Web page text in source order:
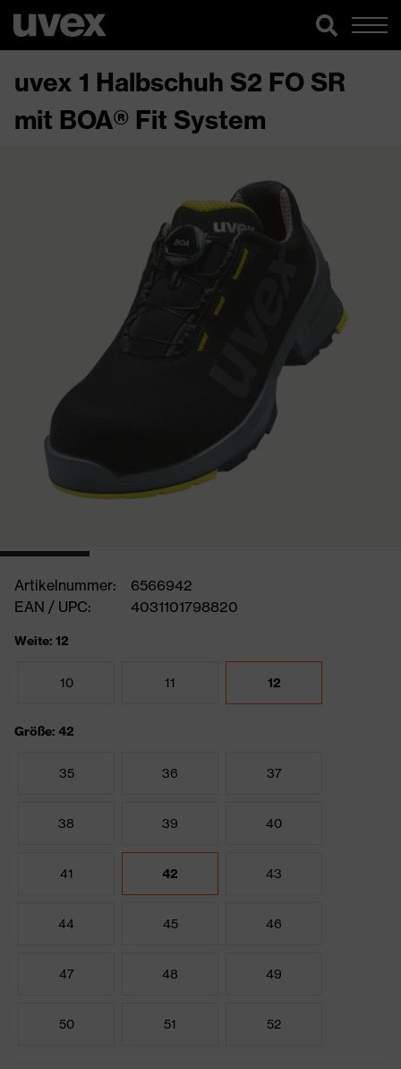
uvex 1 Halbschuh S2 FO SR
mit BOA® Fit System
Artikelnummer:
6566942
EAN / UPC:
4031101798820
Weite: 12
10 11 12
Größe: 42
35 36 37
38 39 40
41 42 43
44 45 46
47 48 49
50 51 52